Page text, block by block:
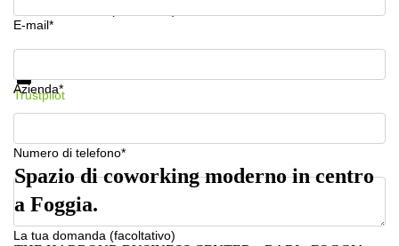
Meeting
Coworking
in affitto su
Affitto
Ufficio
Coworking
a Vicenza
E-mail*
Azienda*
Numero di telefono*
La tua domanda (facoltativo)
Mostra prezzi e maggiori informazioni
Trustpilot
Spazio di coworking moderno in centro
a Foggia.